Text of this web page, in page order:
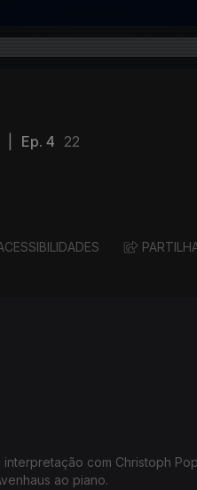
Ep. 4 22
com Christoph
ao piano.